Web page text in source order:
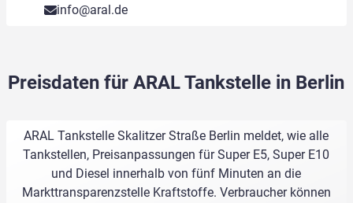
info@aral.de
Preisdaten für ARAL Tankstelle in Berlin
ARAL Tankstelle Skalitzer Straße Berlin meldet, wie alle
Tankstellen, Preisanpassungen für Super E5, Super E10
und Diesel innerhalb von fünf Minuten an die
Markttransparenzstelle Kraftstoffe. Verbraucher können